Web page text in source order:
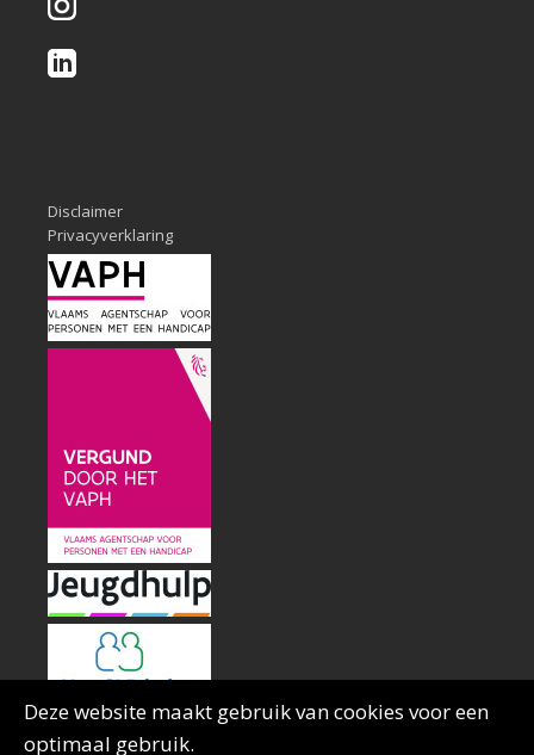
Deze website maakt gebruik van cookies voor een
optimaal gebruik.
Disclaimer
Privacyverklaring